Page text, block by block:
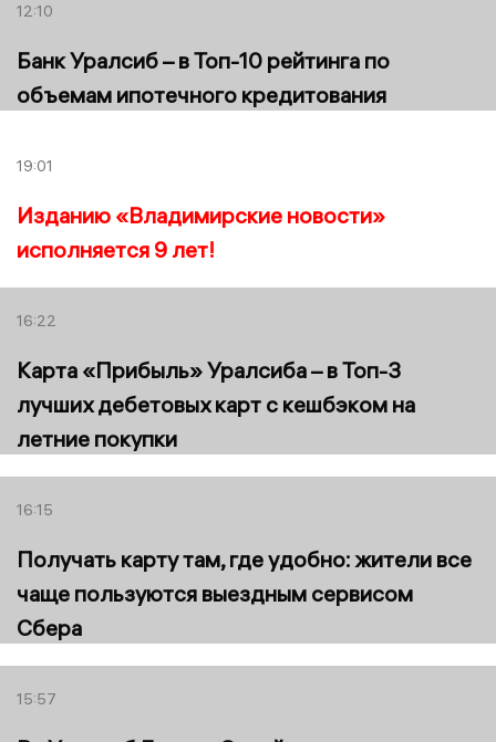
12:10
Банк Уралсиб – в Топ-10 рейтинга по
объемам ипотечного кредитования
19:01
Изданию «Владимирские новости»
исполняется 9 лет!
16:22
Карта «Прибыль» Уралсиба – в Топ-3
лучших дебетовых карт с кешбэком на
летние покупки
16:15
Получать карту там, где удобно: жители все
чаще пользуются выездным сервисом
Сбера
15:57